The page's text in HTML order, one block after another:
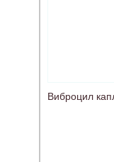
Виброцил